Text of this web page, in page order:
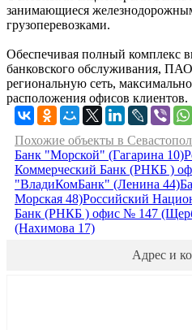
занимающиеся
грузоперевозками.
Обеспечивая полный комплекс
банковского обслуживания,
региональную сеть,
расположения офисов клиентов.
Похожие объекты в
Банк "Морской" (Гагарина 10)
Коммерческий Банк (РНКБ )
"ВладиКомБанк" (Ленина 44)
Морская 48)Российский
Банк (РНКБ ) офис № 147
(Нахимова 17)
Адрес и